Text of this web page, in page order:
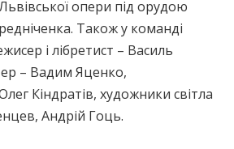
опери під орудою
Також у команді
і лібретист – Василь
– Вадим Яценко,
Кіндратів, художники світла
Андрій Гоць.